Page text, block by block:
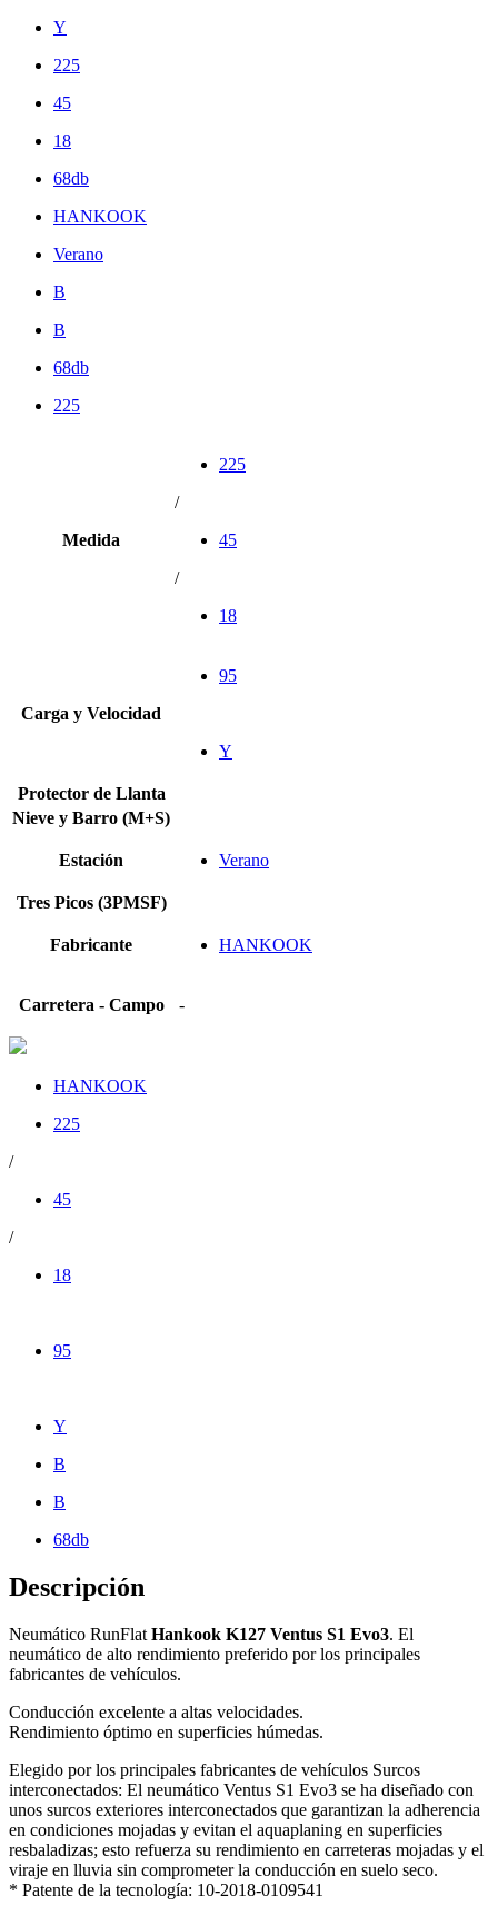
Y
225
45
18
68db
HANKOOK
Verano
B
B
68db
225
Medida
225
/
45
/
18
Carga y Velocidad
95
Y
Protector de Llanta
Nieve y Barro (M+S)
Estación Verano
Tres Picos (3PMSF)
Fabricante HANKOOK
Carretera - Campo -
HANKOOK
225
/
45
/
18
95
Y
B
B
68db
Descripción
Neumático RunFlat Hankook K127 Ventus S1 Evo3. El
neumático de alto rendimiento preferido por los principales
fabricantes de vehículos.
Conducción excelente a altas velocidades.
Rendimiento óptimo en superficies húmedas.
Elegido por los principales fabricantes de vehículos Surcos
interconectados: El neumático Ventus S1 Evo3 se ha diseñado con
unos surcos exteriores interconectados que garantizan la adherencia
en condiciones mojadas y evitan el aquaplaning en superficies
resbaladizas; esto refuerza su rendimiento en carreteras mojadas y el
viraje en lluvia sin comprometer la conducción en suelo seco.
* Patente de la tecnología: 10-2018-0109541